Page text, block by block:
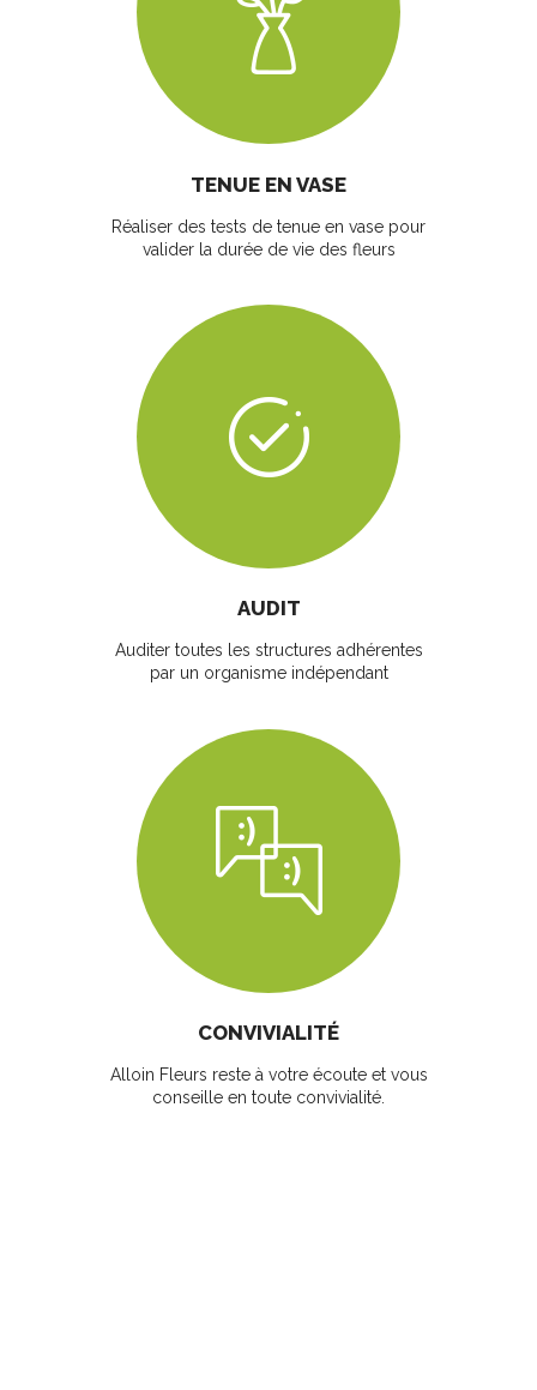
TENUE EN VASE
Réaliser des tests de tenue en vase pour
valider la durée de vie des fleurs
AUDIT
Auditer toutes les structures adhérentes
par un organisme indépendant
CONVIVIALITÉ
Alloin Fleurs reste à votre écoute et vous
conseille en toute convivialité.